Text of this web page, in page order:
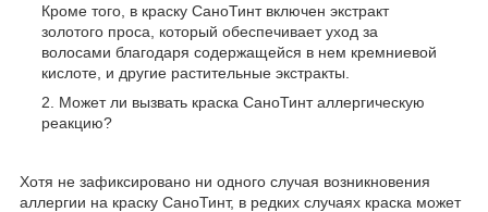
Кроме того, в краску СаноТинт включен экстракт
золотого проса, который обеспечивает уход за
волосами благодаря содержащейся в нем кремниевой
кислоте, и другие растительные экстракты.
Может ли вызвать краска СаноТинт аллергическую
реакцию?
Хотя не зафиксировано ни одного случая возникновения
аллергии на краску СаноТинт, в редких случаях краска может